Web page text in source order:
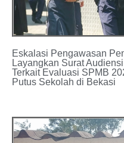
Eskalasi Pengawasan
Layangkan Surat
Terkait Evaluasi SPMB
Putus Sekolah di Bekasi